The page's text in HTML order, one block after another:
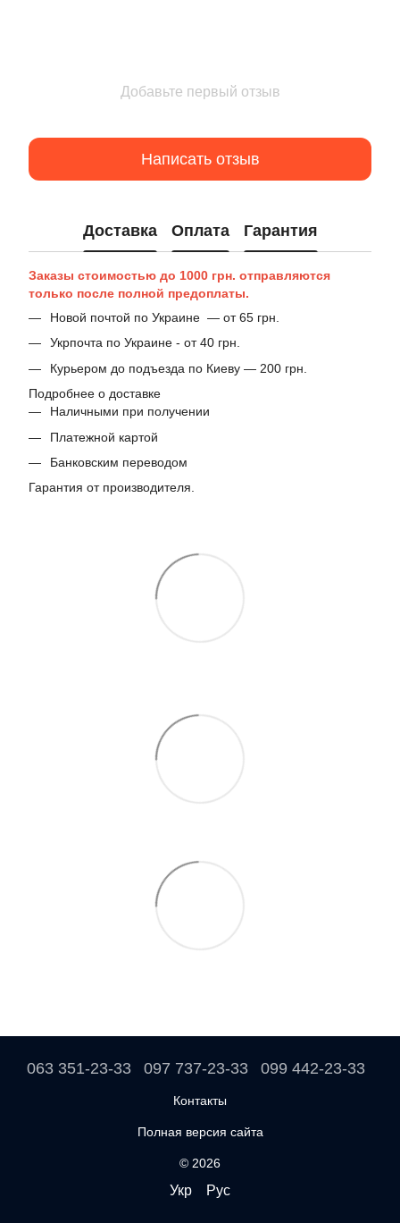
Добавьте первый отзыв
Написать отзыв
Доставка Оплата Гарантия
Заказы стоимостью до 1000 грн. отправляются
только после полной предоплаты.
Новой почтой по Украине — от 65 грн.
Укрпочта по Украине - от 40 грн.
Курьером до подъезда по Киеву — 200 грн.
Подробнее о доставке
Наличными при получении
Платежной картой
Банковским переводом
Гарантия от производителя.
063 351-23-33 097 737-23-33 099 442-23-33
Контакты
Полная версия сайта
© 2026
Укр Рус